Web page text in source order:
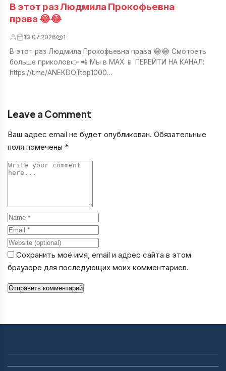
В этот раз Людмила Прокофьевна
права 😂😂
13.07.2026 1
В этот раз Людмила Прокофьевна права 😂😂 Смотреть
больше приколов👉 📲 Мы в МАХ 📱 ПЕРЕЙТИ НА КАНАЛ:
https://t.me/ANEKDOTtop1000…
Leave a Comment
Ваш адрес email не будет опубликован. Обязательные
поля помечены *
Comment
Name
Email
Website
Сохранить моё имя, email и адрес сайта в этом
браузере для последующих моих комментариев.
Отправить комментарий